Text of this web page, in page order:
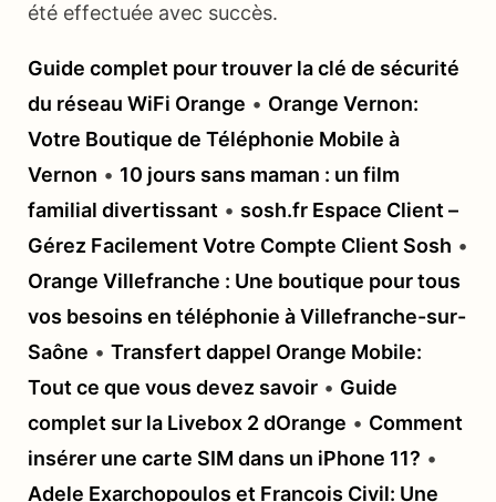
été effectuée avec succès.
Guide complet pour trouver la clé de sécurité
du réseau WiFi Orange • Orange Vernon:
Votre Boutique de Téléphonie Mobile à
Vernon • 10 jours sans maman : un film
familial divertissant • sosh.fr Espace Client –
Gérez Facilement Votre Compte Client Sosh •
Orange Villefranche : Une boutique pour tous
vos besoins en téléphonie à Villefranche-sur-
Saône • Transfert dappel Orange Mobile:
Tout ce que vous devez savoir • Guide
complet sur la Livebox 2 dOrange • Comment
insérer une carte SIM dans un iPhone 11? •
Adele Exarchopoulos et Francois Civil: Une